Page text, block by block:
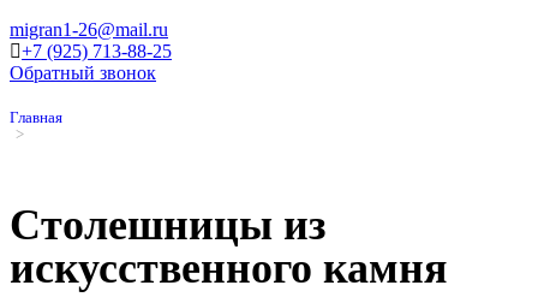
migran1-26@mail.ru
+7 (925) 713-88-25
Обратный звонок
Главная
Столешницы из
искусственного камня